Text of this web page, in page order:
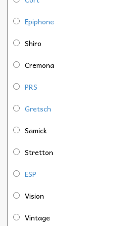
Epiphone
Shiro
Cremona
PRS
Gretsch
Samick
Stretton
ESP
Vision
Vintage